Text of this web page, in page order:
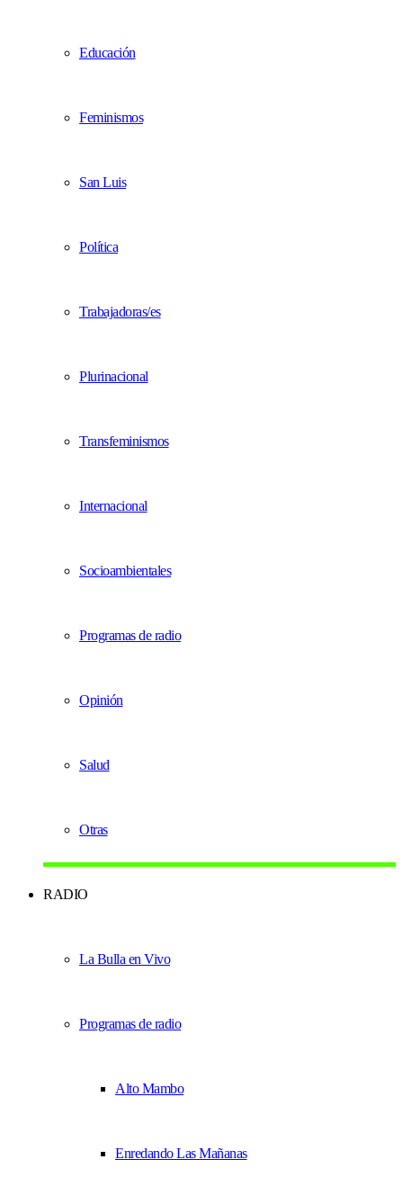
Educación
Feminismos
San Luis
Política
Trabajadoras/es
Plurinacional
Transfeminismos
Internacional
Socioambientales
Programas de radio
Opinión
Salud
Otras
RADIO
La Bulla en Vivo
Programas de radio
Alto Mambo
Enredando Las Mañanas